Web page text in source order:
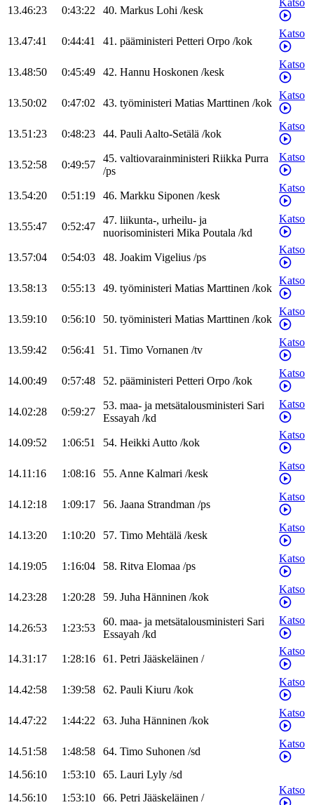
13.46:23 0:43:22 40. Markus Lohi /kesk
Katso
13.47:41 0:44:41 41. pääministeri Petteri Orpo /kok
Katso
13.48:50 0:45:49 42. Hannu Hoskonen /kesk
Katso
13.50:02 0:47:02 43. työministeri Matias Marttinen /kok
Katso
13.51:23 0:48:23 44. PauliAalto-Setälä /kok
Katso
13.52:58 0:49:57
45. valtiovarainministeri Riikka Purra
/ps
Katso
13.54:20 0:51:19 46. Markku Siponen /kesk
Katso
13.55:47 0:52:47
47. liikunta-, urheilu- ja
nuorisoministeri Mika Poutala /kd
Katso
13.57:04 0:54:03 48. Joakim Vigelius /ps
Katso
13.58:13 0:55:13 49. työministeri Matias Marttinen /kok
Katso
13.59:10 0:56:10 50. työministeri Matias Marttinen /kok
Katso
13.59:42 0:56:41 51. Timo Vornanen /tv
Katso
14.00:49 0:57:48 52. pääministeri Petteri Orpo /kok
Katso
14.02:28 0:59:27
53. maa- ja metsätalousministeri Sari
Essayah /kd
Katso
14.09:52 1:06:51 54. HeikkiAutto /kok
Katso
14.11:16 1:08:16 55. Anne Kalmari /kesk
Katso
14.12:18 1:09:17 56. Jaana Strandman /ps
Katso
14.13:20 1:10:20 57. Timo Mehtälä /kesk
Katso
14.19:05 1:16:04 58. Ritva Elomaa /ps
Katso
14.23:28 1:20:28 59. Juha Hänninen /kok
Katso
14.26:53 1:23:53
60. maa- ja metsätalousministeri Sari
Essayah /kd
Katso
14.31:17 1:28:16 61. Petri Jääskeläinen /
Katso
14.42:58 1:39:58 62. Pauli Kiuru /kok
Katso
14.47:22 1:44:22 63. Juha Hänninen /kok
Katso
14.51:58 1:48:58 64. Timo Suhonen /sd
Katso
14.56:10 1:53:10 65. Lauri Lyly /sd
14.56:10
1:53:10 66. Petri Jääskeläinen /
Katso